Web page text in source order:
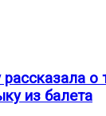
о
из балета